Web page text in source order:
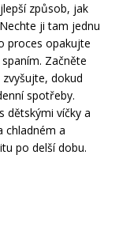
způsob, jak
ji tam jednu
proces opakujte
Začněte
dokud
spotřeby.
dětskými víčky a
chladném a
po delší dobu.